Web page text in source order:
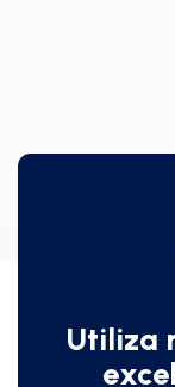
Utiliza